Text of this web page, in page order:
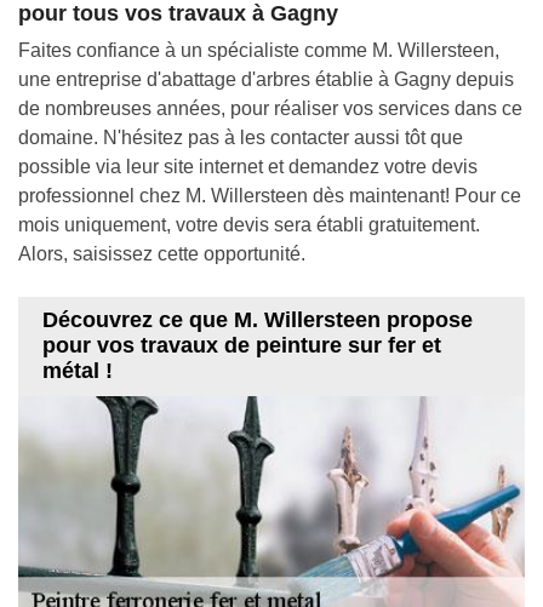
pour tous vos travaux à Gagny
Faites confiance à un spécialiste comme M. Willersteen,
une entreprise d'abattage d'arbres établie à Gagny depuis
de nombreuses années, pour réaliser vos services dans ce
domaine. N'hésitez pas à les contacter aussi tôt que
possible via leur site internet et demandez votre devis
professionnel chez M. Willersteen dès maintenant! Pour ce
mois uniquement, votre devis sera établi gratuitement.
Alors, saisissez cette opportunité.
Découvrez ce que M. Willersteen propose
pour vos travaux de peinture sur fer et
métal !